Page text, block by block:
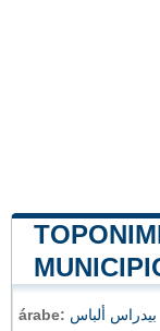
árabe: بيدراس ألباس